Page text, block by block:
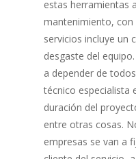
estas herramientas
mantenimiento,
servicios incluye un
desgaste del
a depender de
técnico especialista
duración del
entre otras cosas.
empresas se van a